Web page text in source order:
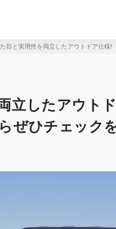
目と実用性を両立したアウトドア仕様
立したアウト
ぜひチェック